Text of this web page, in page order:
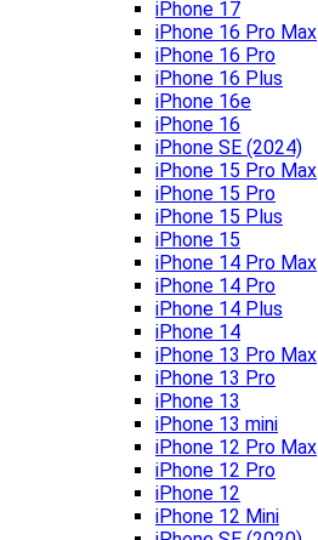
iPhone 17
iPhone 16 Pro Max
iPhone 16 Pro
iPhone 16 Plus
iPhone 16e
iPhone 16
iPhone SE (2024)
iPhone 15 Pro Max
iPhone 15 Pro
iPhone 15 Plus
iPhone 15
iPhone 14 Pro Max
iPhone 14 Pro
iPhone 14 Plus
iPhone 14
iPhone 13 Pro Max
iPhone 13 Pro
iPhone 13
iPhone 13 mini
iPhone 12 Pro Max
iPhone 12 Pro
iPhone 12
iPhone 12 Mini